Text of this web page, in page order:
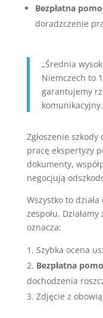
Bezpłatna
doradzczenie
„Średnia
Niemczech to
garantujemy
komunikacyjny.
Zgłoszenie szkody
pracę ekspertyzy
dokumenty,
negocjują
Wszystko to działa
zespołu.
oznacza:
Szybka ocena
Bezpłatna
dochodzenia
Zdjęcie z